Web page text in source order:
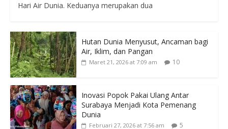
Hari Air Dunia. Keduanya merupakan dua
Hutan Dunia Menyusut, Ancaman bagi
Air, Iklim, dan Pangan
Maret 21, 2026 at 7:09 am 10
Inovasi Popok Pakai Ulang Antar
Surabaya Menjadi Kota Pemenang
Dunia
Februari 27, 2026 at 7:56 am 5